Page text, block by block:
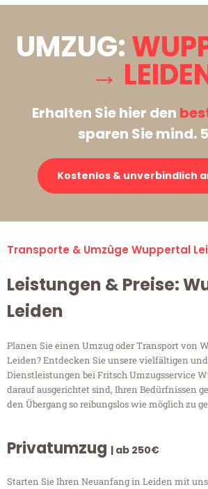
UMZUG:
→
Erhalten Sie hier den
sparen Sie mind.
Kostenlos & unverbindlich
Transporte & Umzüge Wuppertal
Leistungen & Preise:
Leiden
Planen Sie einen Umzug oder Transport von
Leiden? Entdecken Sie unsere vielfältigen
Dienstleistungen bei Fritsch Umzugsservice
darauf ausgerichtet sind, Ihren Bedürfnissen
den Übergang so reibungslos wie möglich zu
Privatumzug | ab 250€
Starten Sie Ihren Neuanfang in Leiden mit